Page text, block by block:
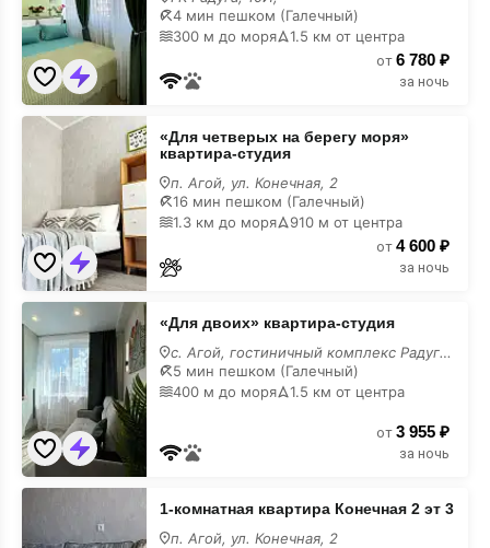
личным
бассейном»
квартира-
студия
4 мин пешком (Галечный)
300 м до моря
1.5 км от центра
от 6 780 ₽
за ночь
«Для
квартира-
студия
«Для четверых на берегу моря»
квартира-студия
п. Агой, ул. Конечная, 2
16 мин пешком (Галечный)
1.3 км до моря
910 м от центра
от 4 600 ₽
за ночь
«Для
двоих»
квартира-
студия
«Для двоих» квартира-студия
с. Агой, гостиничный комплекс Радуга, 10И,
5 мин пешком (Галечный)
400 м до моря
1.5 км от центра
от 3 955 ₽
за ночь
1-
1-комнатная квартира Конечная 2 эт 3
п. Агой, ул. Конечная, 2